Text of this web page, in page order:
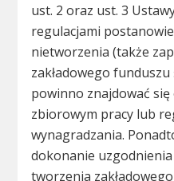
ust. 2 oraz ust. 3
regulacjami
nietworzenia (także
zakładowego
powinno znajdować się
zbiorowym pracy lub
wynagradzania.
dokonanie
tworzenia